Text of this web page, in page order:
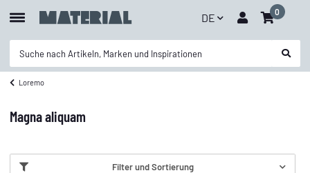
DE 0
Loremo
Magna aliquam
Filter und Sortierung